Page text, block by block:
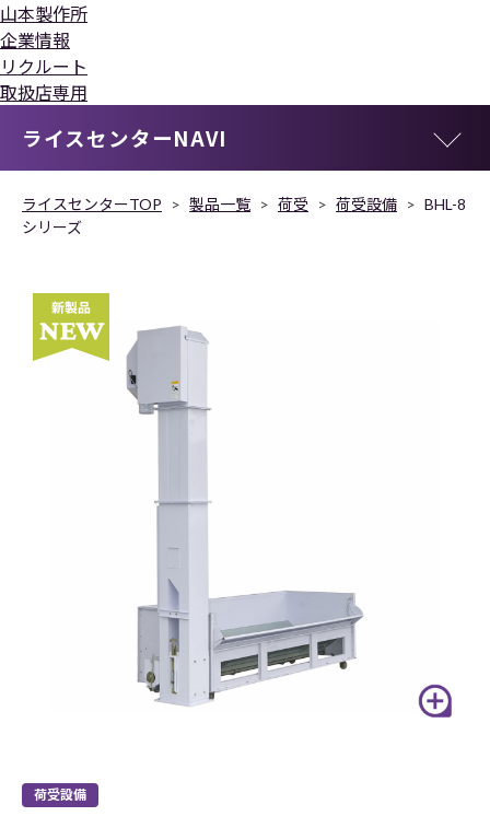
山本製作所
企業情報
リクルート
取扱店専用
ライスセンターNAVI
ライスセンターTOP 製品一覧 荷受 荷受設備
BHL-8
シリーズ
荷受設備